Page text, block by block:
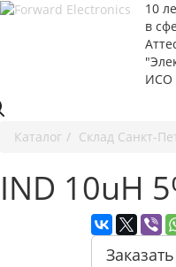
10
в
ИСО
Каталог Cклад Санкт-
IND 10uH